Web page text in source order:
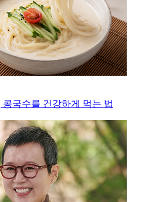
콩국수를 건강하게 먹는 법